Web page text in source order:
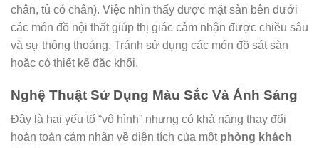
chân, tủ có chân). Việc nhìn thấy được mặt sàn bên dưới
các món đồ nội thất giúp thị giác cảm nhận được chiều sâu
và sự thông thoáng. Tránh sử dụng các món đồ sát sàn
hoặc có thiết kế đặc khối.
Nghệ Thuật Sử Dụng Màu Sắc Và Ánh Sáng
Đây là hai yếu tố “vô hình” nhưng có khả năng thay đổi
hoàn toàn cảm nhận về diện tích của một phòng khách